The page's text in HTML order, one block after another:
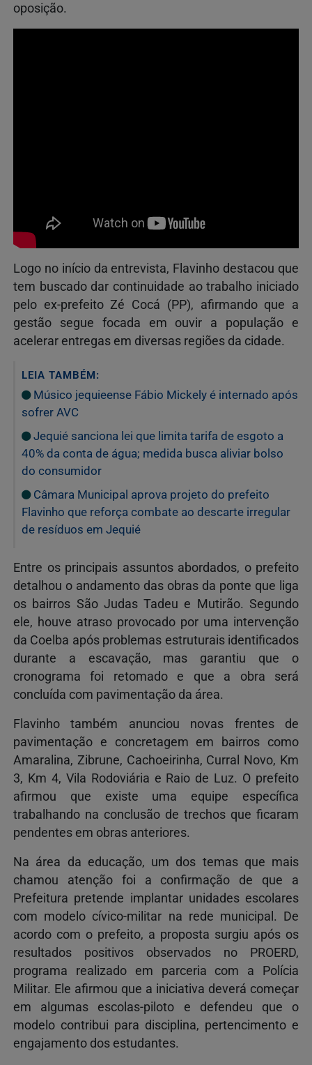
oposição.
Logo no início da entrevista, Flavinho destacou que
tem buscado dar continuidade ao trabalho iniciado
pelo ex-prefeito Zé Cocá (PP), afirmando que a
gestão segue focada em ouvir a população e
acelerar entregas em diversas regiões da cidade.
LEIA TAMBÉM:
Músico jequieense Fábio Mickely é internado após
sofrer AVC
Jequié sanciona lei que limita tarifa de esgoto a
40% da conta de água; medida busca aliviar bolso
do consumidor
Câmara Municipal aprova projeto do prefeito
Flavinho que reforça combate ao descarte irregular
de resíduos em Jequié
Entre os principais assuntos abordados, o prefeito
detalhou o andamento das obras da ponte que liga
os bairros São Judas Tadeu e Mutirão. Segundo
ele, houve atraso provocado por uma intervenção
da Coelba após problemas estruturais identificados
durante a escavação, mas garantiu que o
cronograma foi retomado e que a obra será
concluída com pavimentação da área.
Flavinho também anunciou novas frentes de
pavimentação e concretagem em bairros como
Amaralina, Zibrune, Cachoeirinha, Curral Novo, Km
3, Km 4, Vila Rodoviária e Raio de Luz. O prefeito
afirmou que existe uma equipe específica
trabalhando na conclusão de trechos que ficaram
pendentes em obras anteriores.
Na área da educação, um dos temas que mais
chamou atenção foi a confirmação de que a
Prefeitura pretende implantar unidades escolares
com modelo cívico-militar na rede municipal. De
acordo com o prefeito, a proposta surgiu após os
resultados positivos observados no PROERD,
programa realizado em parceria com a Polícia
Militar. Ele afirmou que a iniciativa deverá começar
em algumas escolas-piloto e defendeu que o
modelo contribui para disciplina, pertencimento e
engajamento dos estudantes.